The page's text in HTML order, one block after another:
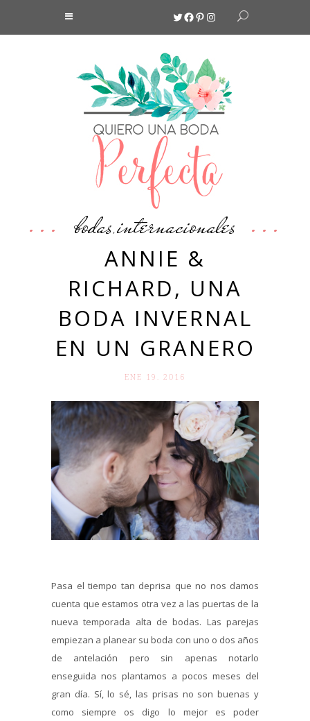
Twitter
Facebook
Pinterest
Instagram
bodas,internacionales
ANNIE &
RICHARD, UNA
BODA INVERNAL
EN UN GRANERO
ENE 19. 2016
Pasa el tiempo tan deprisa que no nos damos
cuenta que estamos otra vez a las puertas de la
nueva temporada alta de bodas. Las parejas
empiezan a planear su boda con uno o dos años
de antelación pero sin apenas notarlo
enseguida nos plantamos a pocos meses del
gran día. Sí, lo sé, las prisas no son buenas y
como siempre os digo lo mejor es poder